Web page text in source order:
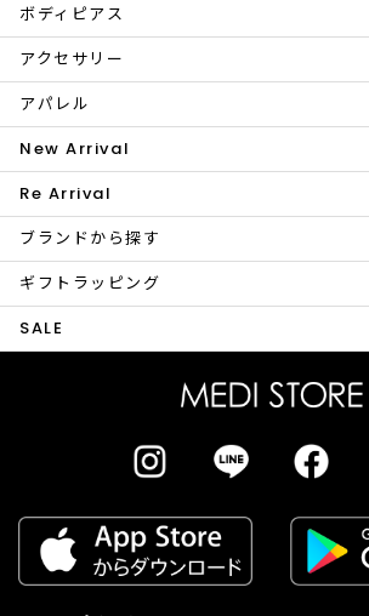
ボディピアス
アクセサリー
アパレル
New Arrival
Re Arrival
ブランドから探す
ギフトラッピング
SALE